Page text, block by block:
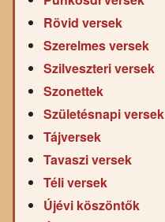
Rövid versek
Szerelmes versek
Szilveszteri versek
Szonettek
Születésnapi versek
Tájversek
Tavaszi versek
Téli versek
Újévi köszöntők